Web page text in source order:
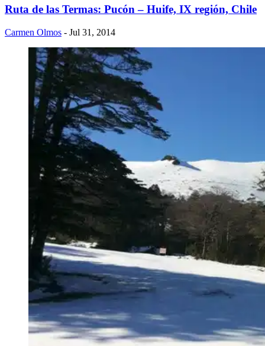
Ruta de las Termas: Pucón – Huife, IX región, Chile
Carmen Olmos - Jul 31, 2014